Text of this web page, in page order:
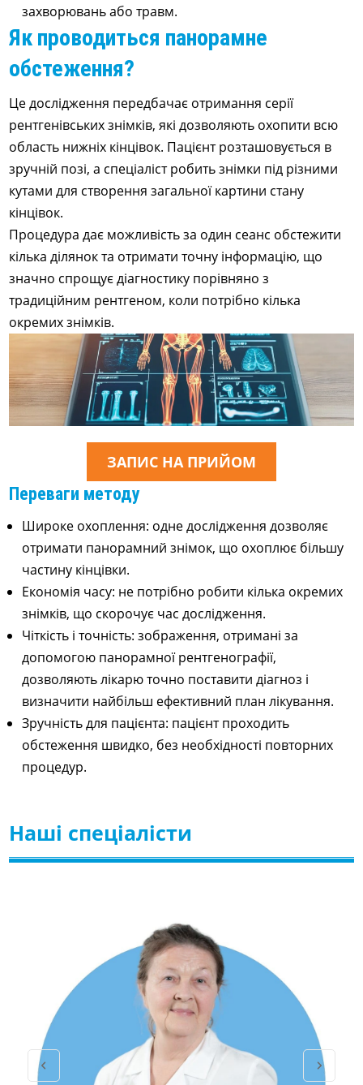
захворювань або травм.
Як проводиться панорамне
обстеження?
Це дослідження передбачає отримання серії
рентгенівських знімків, які дозволяють охопити всю
область нижніх кінцівок. Пацієнт розташовується в
зручній позі, а спеціаліст робить знімки під різними
кутами для створення загальної картини стану
кінцівок.
Процедура дає можливість за один сеанс обстежити
кілька ділянок та отримати точну інформацію, що
значно спрощує діагностику порівняно з
традиційним рентгеном, коли потрібно кілька
окремих знімків.
ЗАПИС НА ПРИЙОМ
Переваги методу
Широке охоплення: одне дослідження дозволяє
отримати панорамний знімок, що охоплює більшу
частину кінцівки.
Економія часу: не потрібно робити кілька окремих
знімків, що скорочує час дослідження.
Чіткість і точність: зображення, отримані за
допомогою панорамної рентгенографії,
дозволяють лікарю точно поставити діагноз і
визначити найбільш ефективний план лікування.
Зручність для пацієнта: пацієнт проходить
обстеження швидко, без необхідності повторних
процедур.
Наші спеціалісти